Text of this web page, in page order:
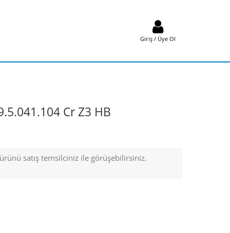
Giriş / Üye Ol
Cr Z3 HB
ürünü satış temsilciniz ile görüşebilirsiniz.